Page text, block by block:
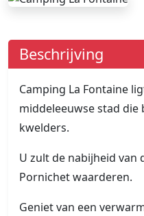
Beschrijving
Camping La Fontaine
middeleeuwse stad die
kwelders.
U zult de nabijheid van
Pornichet waarderen.
Geniet van een